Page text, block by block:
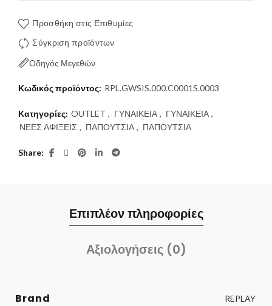
Προσθήκη στις Επιθυμίες
Σύγκριση προϊόντων
Οδηγός Μεγεθών
Κωδικός προϊόντος: RPL.GWSIS.000.C0001S.0003
Κατηγορίες: OUTLET , ΓΥΝΑΙΚΕΙΑ , ΓΥΝΑΙΚΕΙΑ ,
ΝΕΕΣ ΑΦΙΞΕΙΣ , ΠΑΠΟΥΤΣΙΑ , ΠΑΠΟΥΤΣΙΑ
Share
Επιπλέον πληροφορίες
Αξιολογήσεις (0)
Brand REPLAY